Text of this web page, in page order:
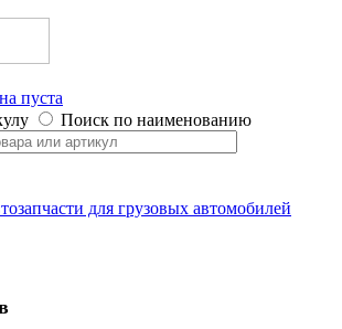
пуста
Поиск по наименованию
для грузовых автомобилей